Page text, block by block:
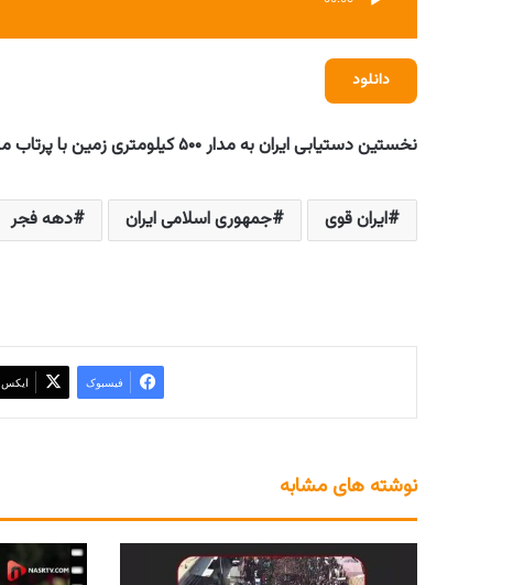
دانلود
نخستین دستیابی ایران به مدار ۵۰۰ کیلومتری زمین با پرتاب ماهواره نورا ۲
ایران قوی جمهوری اسلامی ایران دهه فجر
فیسبوک ایکس
نوشته های مشابه